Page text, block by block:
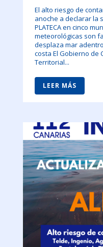
El alto riesgo de
anoche a declarar la
PLATECA en cinco
meteorológicas son
desplaza mar
costa El Gobierno de
Territorial...
LEER MÁS